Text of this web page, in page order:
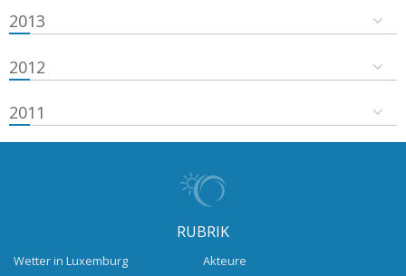
2013
2012
2011
RUBRIK
Wetter in Luxemburg
Akteure